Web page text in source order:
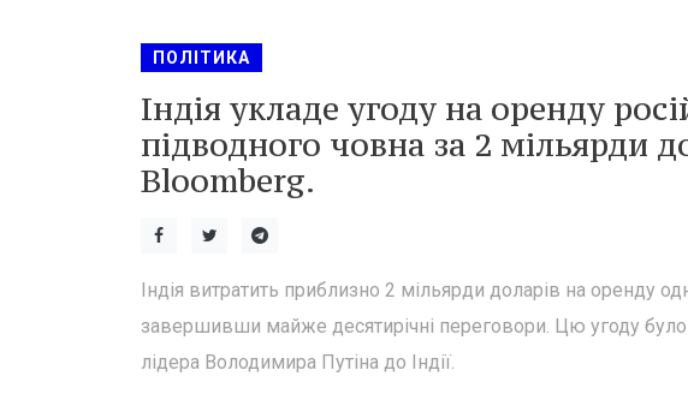
ПОЛІТИКА
Індія укладе угоду на оренду
підводного човна за 2 мільярди
Bloomberg.
Індія витратить приблизно 2 мільярди доларів на оренду
завершивши майже десятирічні переговори. Цю угоду було
лідера Володимира Путіна до Індії.